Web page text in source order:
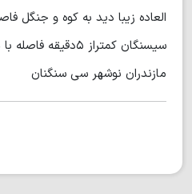
مازندران نوشهر سی سنگنان